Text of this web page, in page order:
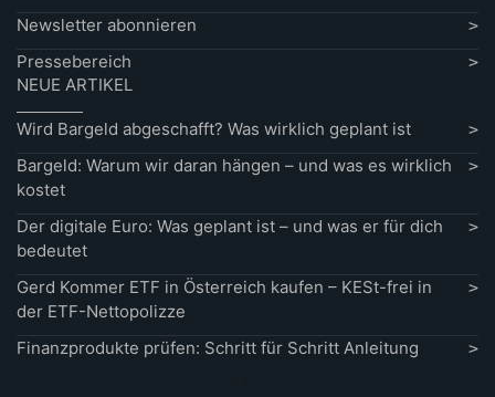
Newsletter abonnieren
Pressebereich
NEUE ARTIKEL
Wird Bargeld abgeschafft? Was wirklich geplant ist
Bargeld: Warum wir daran hängen – und was es wirklich
kostet
Der digitale Euro: Was geplant ist – und was er für dich
bedeutet
Gerd Kommer ETF in Österreich kaufen – KESt-frei in
der ETF-Nettopolizze
Finanzprodukte prüfen: Schritt für Schritt Anleitung